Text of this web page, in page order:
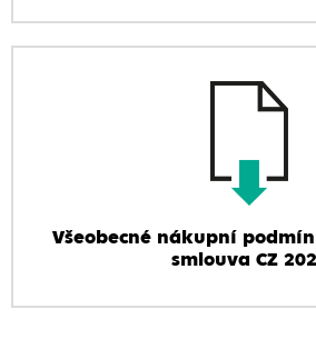
Všeobecné nákupní
smlouva CZ